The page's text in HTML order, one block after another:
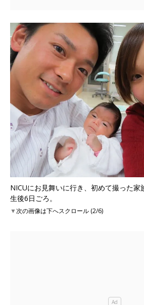
NICUにお見舞いに行き、初めて撮った家
生後6日ごろ。
▼次の画像は下へスクロール (2/6)